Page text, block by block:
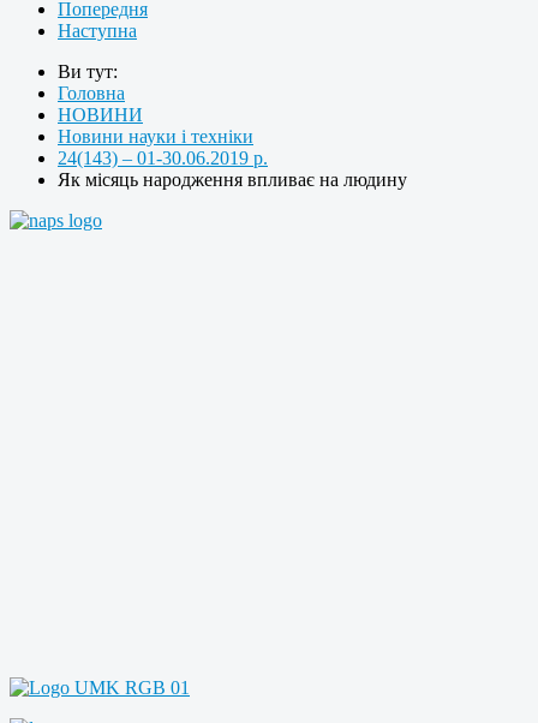
Попередня
Наступна
Ви тут:
Головна
НОВИНИ
Новини науки і техніки
24(143) – 01-30.06.2019 р.
Як місяць народження впливає на людину